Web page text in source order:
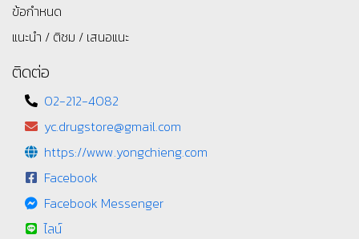
ข้อกำหนด
แนะนำ / ติชม / เสนอแนะ
ติดต่อ
02-212-4082
yc.drugstore@gmail.com
https://www.yongchieng.com
Facebook
Facebook Messenger
ไลน์